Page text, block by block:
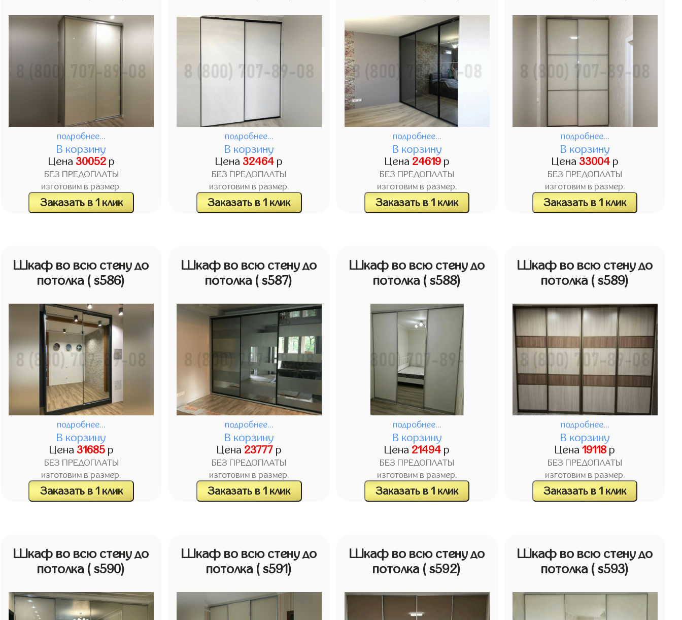
подробнее...
В корзину
Цена 30052р
БЕЗ ПРЕДОПЛАТЫ
изготовим в размер.
Заказать в 1 клик
подробнее...
В корзину
Цена 32464 р
БЕЗ ПРЕДОПЛАТЫ
изготовим в размер.
Заказать в 1 клик
подробнее...
В корзину
Цена 24619р
БЕЗ ПРЕДОПЛАТЫ
изготовим в размер.
Заказать в 1 клик
подробнее...
В корзину
Цена 33004р
БЕЗ ПРЕДОПЛАТЫ
изготовим в размер.
Заказать в 1 клик
Шкаф во всю стену до
потолка ( s586)
подробнее...
В корзину
Цена 31685р
БЕЗ ПРЕДОПЛАТЫ
изготовим в размер.
Заказать в 1 клик
Шкаф во всю стену до
потолка ( s587)
подробнее...
В корзину
Цена 23777р
БЕЗ ПРЕДОПЛАТЫ
изготовим в размер.
Заказать в 1 клик
Шкаф во всю стену до
потолка ( s588)
подробнее...
В корзину
Цена 21494 р
БЕЗ ПРЕДОПЛАТЫ
изготовим в размер.
Заказать в 1 клик
Шкаф во всю стену до
потолка ( s589)
подробнее...
В корзину
Цена19118 р
БЕЗ ПРЕДОПЛАТЫ
изготовим в размер.
Заказать в 1 клик
Шкаф во всю стену до
потолка ( s590)
Шкаф во всю стену до
потолка ( s591)
Шкаф во всю стену до
потолка ( s592)
Шкаф во всю стену до
потолка ( s593)